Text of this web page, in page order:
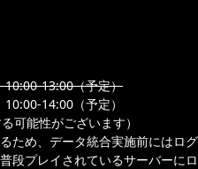
10:00-13:00（予定）
14:00（予定）
可能性がございます）
ため、データ統合実施前にはロ
段プレイされているサーバーにロ